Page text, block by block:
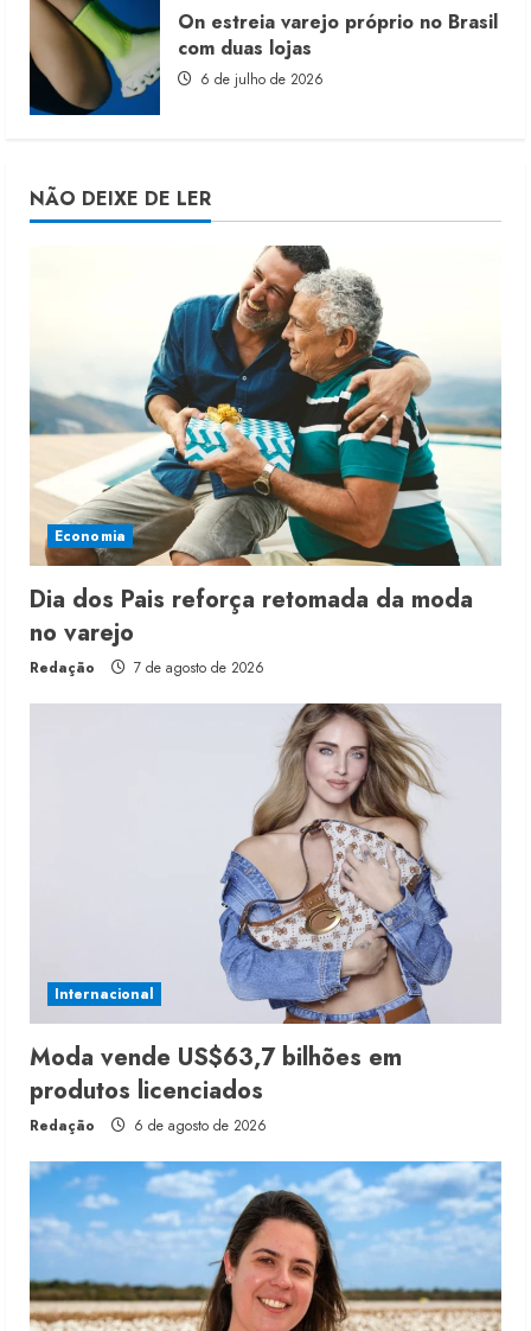
On estreia varejo próprio no Brasil
com duas lojas
6 de julho de 2026
NÃO DEIXE DE LER
Economia
Dia dos Pais reforça retomada da moda
no varejo
Redação 7 de agosto de 2026
Internacional
Moda vende US$63,7 bilhões em
produtos licenciados
Redação 6 de agosto de 2026